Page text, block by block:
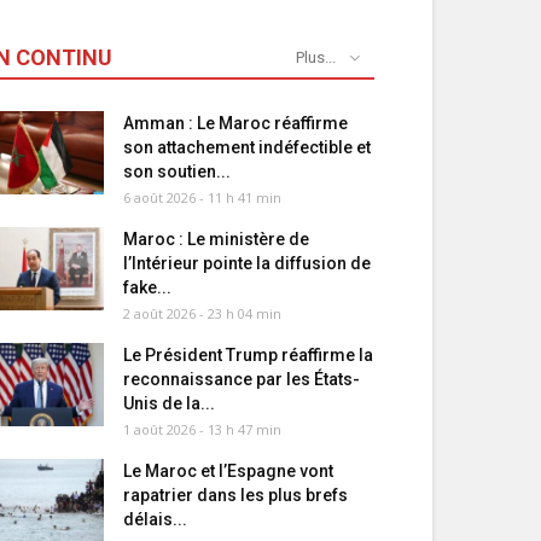
CONTINU Plus...
Amman : Le Maroc réaffirme
son attachement indéfectible et
son soutien...
6 août 2026 - 11 h 41 min
Maroc : Le ministère de
l’Intérieur pointe la diffusion de
fake...
2 août 2026 - 23 h 04 min
Le Président Trump réaffirme la
reconnaissance par les États-
Unis de la...
1 août 2026 - 13 h 47 min
Le Maroc et l’Espagne vont
rapatrier dans les plus brefs
délais...